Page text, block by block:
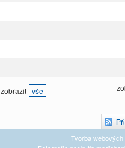
zobrazit vše
Tvorba